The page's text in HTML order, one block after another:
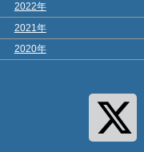
2022年
2021年
2020年